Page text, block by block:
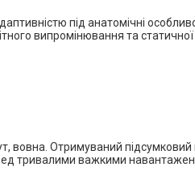
під анатомічні
випромінювання та
вовна. Отримуваний підсумковий
тривалими важкими